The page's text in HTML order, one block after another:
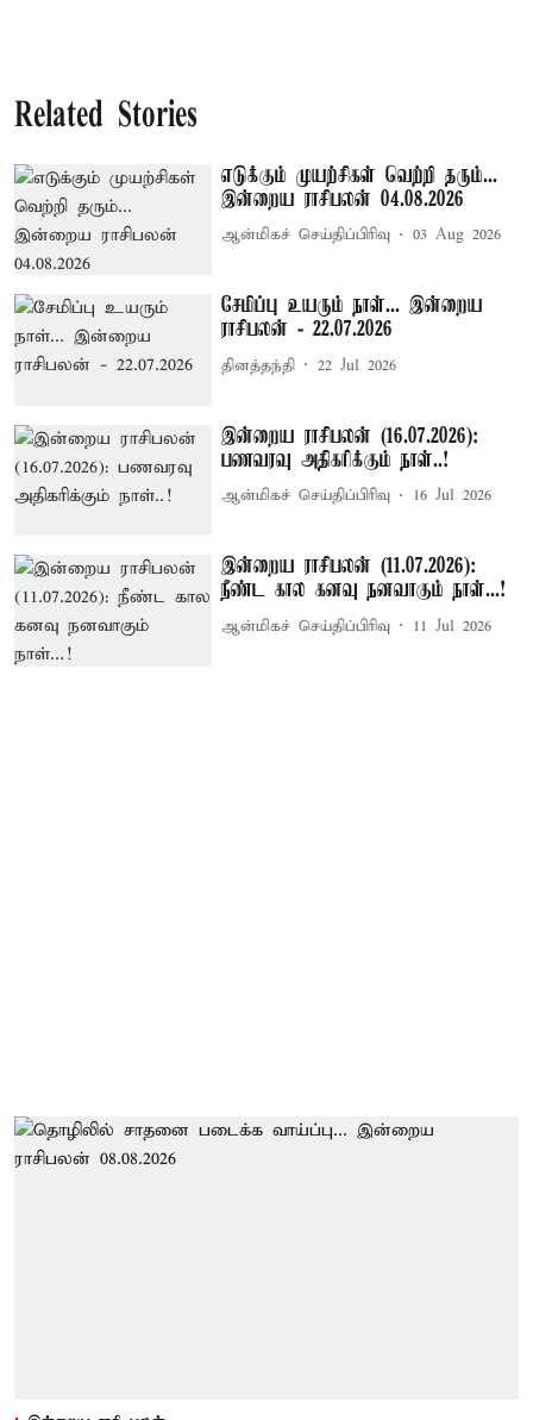
Related Stories
எடுக்கும் முயற்சிகள் வெற்றி தரும்...
இன்றைய ராசிபலன் 04.08.2026
ஆன்மிகச் செய்திப்பிரிவு 03 Aug 2026
சேமிப்பு உயரும் நாள்... இன்றைய
ராசிபலன் - 22.07.2026
தினத்தந்தி 22 Jul 2026
இன்றைய ராசிபலன் (16.07.2026):
பணவரவு அதிகரிக்கும் நாள்..!
ஆன்மிகச் செய்திப்பிரிவு 16 Jul 2026
இன்றைய ராசிபலன் (11.07.2026):
நீண்ட கால கனவு நனவாகும் நாள்...!
ஆன்மிகச் செய்திப்பிரிவு 11 Jul 2026